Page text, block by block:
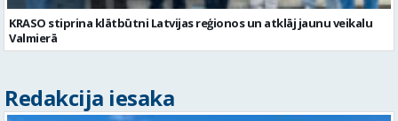
KRASO stiprina klātbūtni Latvijas reģionos un atklāj jaunu veikalu
Valmierā
Redakcija iesaka